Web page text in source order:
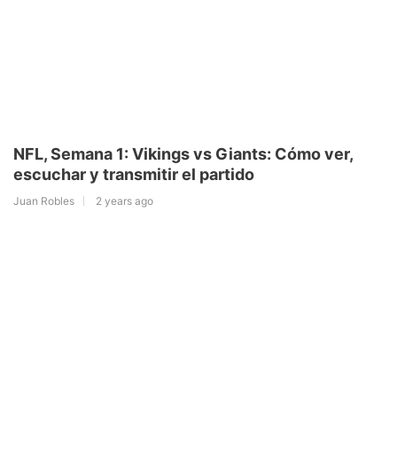
NFL, Semana 1: Vikings vs Giants: Cómo ver,
escuchar y transmitir el partido
Juan Robles 2 years ago